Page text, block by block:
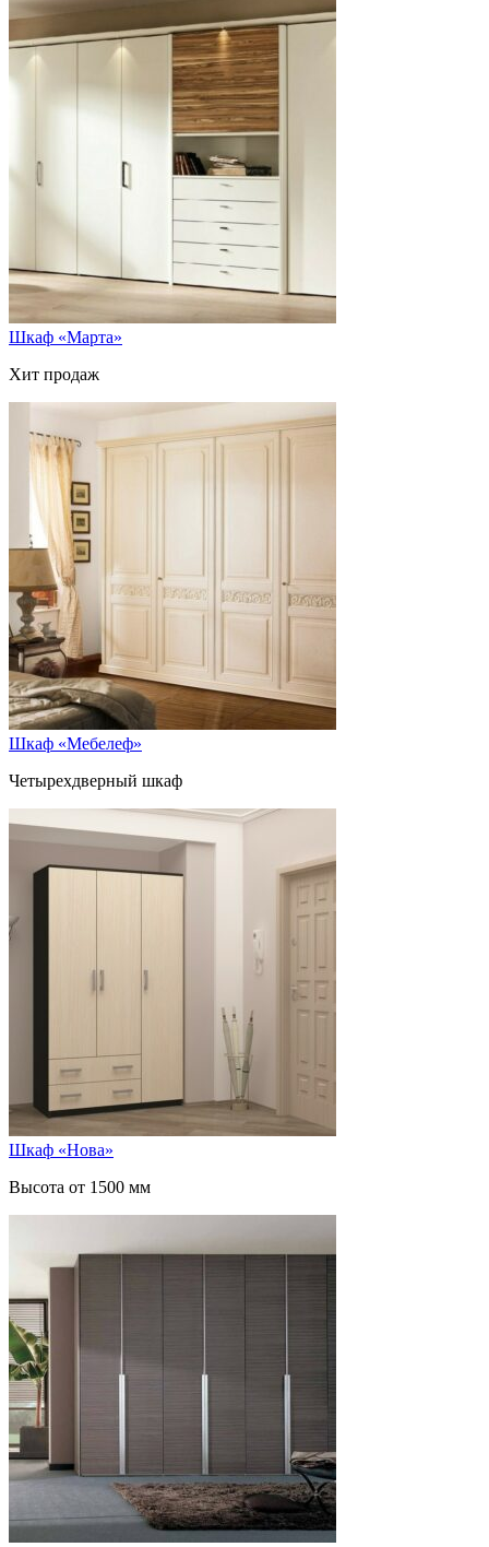
Шкаф «Марта»
Хит продаж
Шкаф «Мебелеф»
Четырехдверный шкаф
Шкаф «Нова»
Высота от 1500 мм